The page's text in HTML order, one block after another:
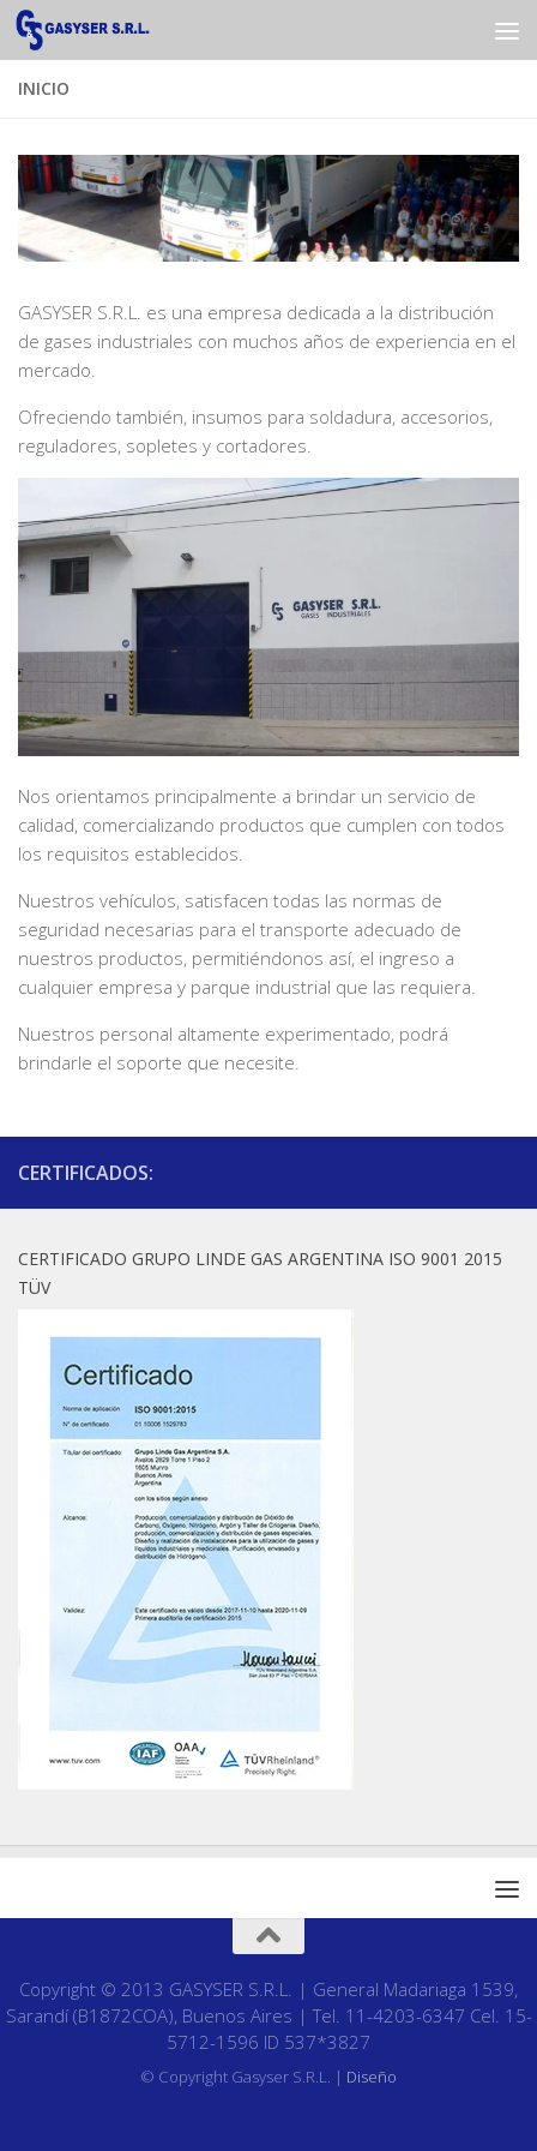
Saltar al contenido
INICIO
GASYSER S.R.L. es una empresa dedicada a la distribución
de gases industriales con muchos años de experiencia en el
mercado.
Ofreciendo también, insumos para soldadura, accesorios,
reguladores, sopletes y cortadores.
Nos orientamos principalmente a brindar un servicio de
calidad, comercializando productos que cumplen con todos
los requisitos establecidos.
Nuestros vehículos, satisfacen todas las normas de
seguridad necesarias para el transporte adecuado de
nuestros productos, permitiéndonos así, el ingreso a
cualquier empresa y parque industrial que las requiera.
Nuestros personal altamente experimentado, podrá
brindarle el soporte que necesite.
CERTIFICADOS:
CERTIFICADO GRUPO LINDE GAS ARGENTINA ISO 9001 2015
TÜV
Copyright © 2013 GASYSER S.R.L. | General Madariaga 1539,
Sarandí (B1872COA), Buenos Aires | Tel. 11-4203-6347 Cel. 15-
5712-1596 ID 537*3827
© Copyright Gasyser S.R.L. | Diseño